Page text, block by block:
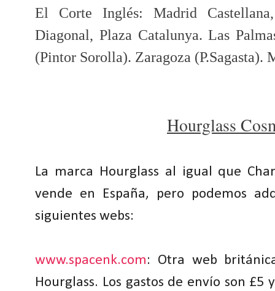
El Corte Inglés: Madrid
Diagonal, Plaza Catalunya. Las
(Pintor Sorolla). Zaragoza
Hourglass
La marca Hourglass al igual que
vende en España, pero podemos
siguientes webs:
www.spacenk.com: Otra web
Hourglass. Los gastos de envío son